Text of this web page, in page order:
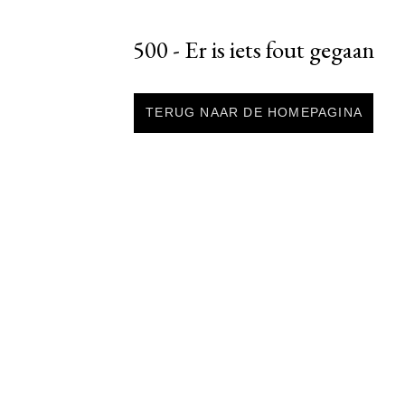
500 - Er is iets fout gegaan
TERUG NAAR DE HOMEPAGINA